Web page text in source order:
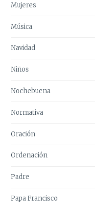
Mujeres
Música
Navidad
Niños
Nochebuena
Normativa
Oración
Ordenación
Padre
Papa Francisco